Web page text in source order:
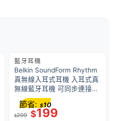
藍牙耳機
Belkin SoundForm Rhythm
真無線入耳式耳機 入耳式真
無線藍牙耳機 可同步連接兩
部裝置 BT 5.3 Type C 充電
IPX5 等級防汗 防濺水 – 白
色
$209 $199
節省: $10